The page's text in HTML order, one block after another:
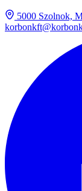
5000 Szolnok,